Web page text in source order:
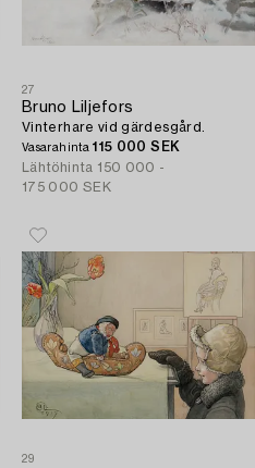
27
Bruno Liljefors
Vinterhare vid gärdesgård.
Vasarahinta115 000 SEK
Lähtöhinta 150 000 -
175 000 SEK
29